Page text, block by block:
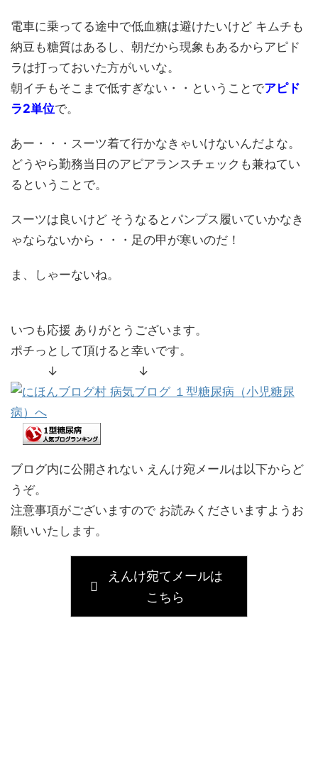
電車に乗ってる途中で低血糖は避けたいけど キムチも
納豆も糖質はあるし、朝だから現象もあるからアピド
ラは打っておいた方がいいな。
朝イチもそこまで低すぎない・・ということでアピド
ラ2単位で。
あー・・・スーツ着て行かなきゃいけないんだよな。
どうやら勤務当日のアピアランスチェックも兼ねてい
るということで。
スーツは良いけど そうなるとパンプス履いていかなき
ゃならないから・・・足の甲が寒いのだ！
ま、しゃーないね。
いつも応援 ありがとうございます。
ポチっとして頂けると幸いです。
↓ ↓
ブログ内に公開されない えんけ宛メールは以下からど
うぞ。
注意事項がございますので お読みくださいますようお
願いいたします。
えんけ宛てメールは
こちら